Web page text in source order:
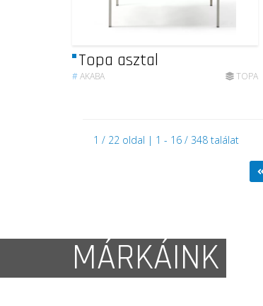
Topa asztal
#AKABA TOPA
1 / 22 oldal | 1 - 16 / 348 találat
MÁRKÁINK